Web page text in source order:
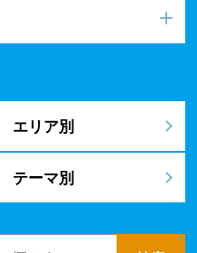
エリア別
テーマ別